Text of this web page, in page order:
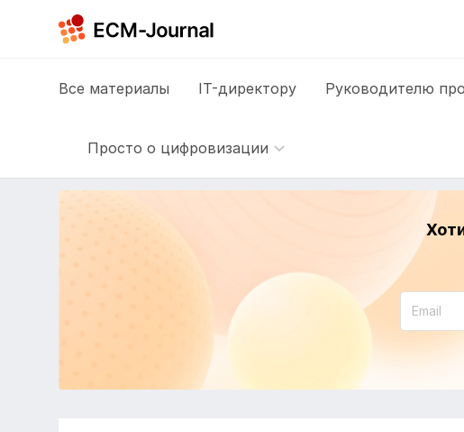
Все материалы IT-директору Руководителю
Просто о цифровизации